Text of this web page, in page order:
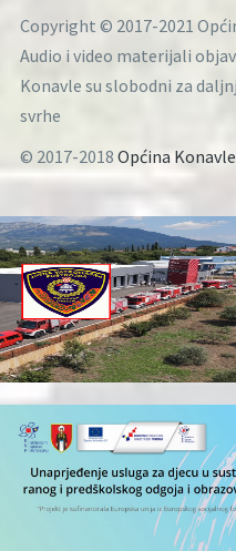
Copyright © 2017-2021
Audio i video materijali
Konavle su slobodni za
svrhe
© 2017-2018 Općina Konavle